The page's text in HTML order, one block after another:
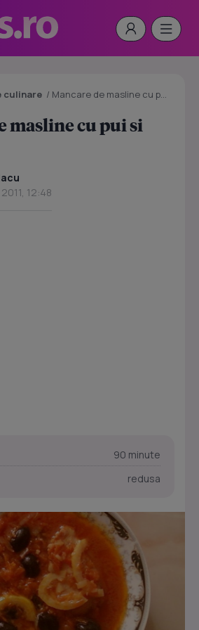
culinare / Mancare de masline cu pui si lamaie
masline cu pui si
12:48
90 minute
redusa